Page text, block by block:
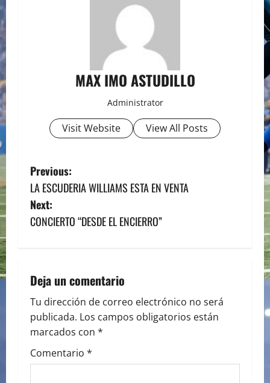
MAX IMO ASTUDILLO
Administrator
Visit Website View All Posts
P
o
s
n
a
v
i
Previous:
LA ESCUDERIA WILLIAMS ESTA EN VENTA
Next:
CONCIERTO “DESDE EL ENCIERRO”
Deja un comentario
Tu dirección de correo electrónico no será
publicada. Los campos obligatorios están
marcados con *
Comentario *